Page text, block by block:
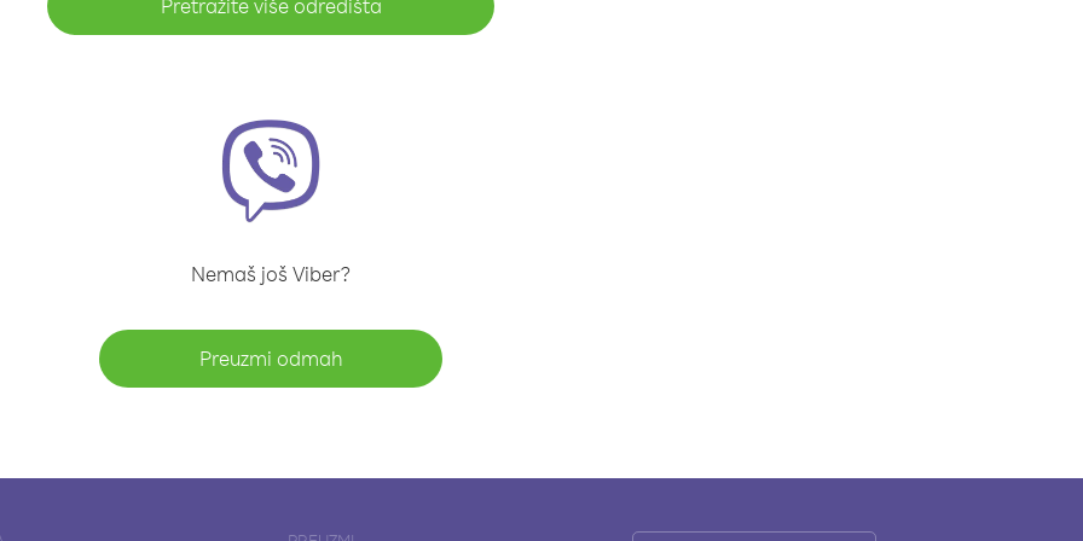
Pretražite više odredišta
Nemaš još Viber?
Preuzmi odmah